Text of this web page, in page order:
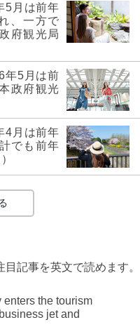
5月は前年
、一方で
府観光局
年5月は前
政府観光
4月は前年
でも前年
記事を英文で読めます。
the tourism
jet and